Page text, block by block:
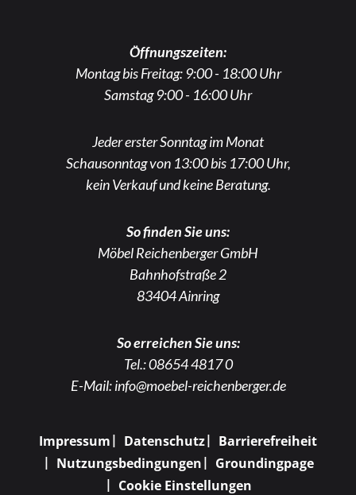
Öffnungszeiten:
Montag bis Freitag: 9:00 - 18:00 Uhr
Samstag 9:00 - 16:00 Uhr
Jeder erster Sonntag im Monat
Schausonntag von 13:00 bis 17:00 Uhr,
kein Verkauf und keine Beratung.
So finden Sie uns:
Möbel Reichenberger GmbH
Bahnhofstraße 2
83404 Ainring
So erreichen Sie uns:
Tel.:08654 4817 0
E-Mail:info@moebel-reichenberger.de
Impressum Datenschutz
Barrierefreiheit
Nutzungsbedingungen
Groundingpage
Cookie Einstellungen